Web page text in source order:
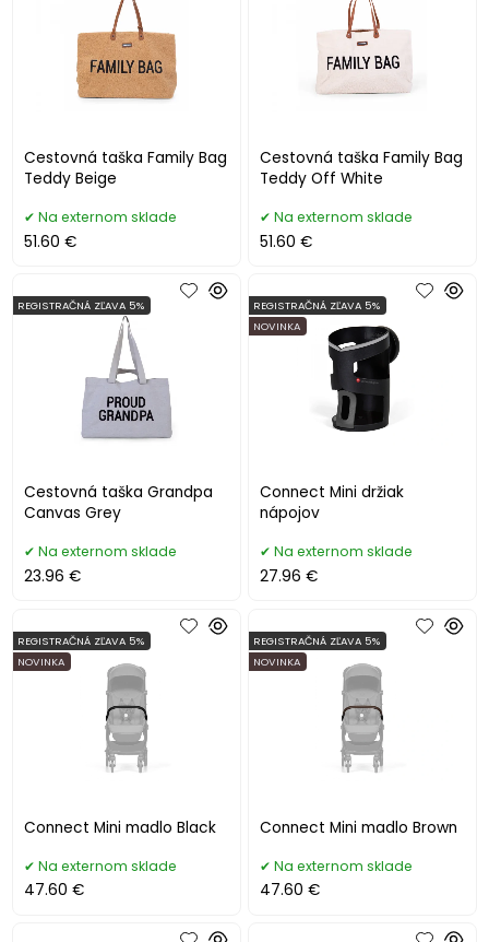
Cestovná taška Family Bag
Teddy Beige
Na externom sklade
51.60 €
Cestovná taška Family Bag
Teddy Off White
Na externom sklade
51.60 €
Cestovná taška Grandpa
Canvas Grey
REGISTRAČNÁ ZĽAVA 5%
Na externom sklade
23.96 €
Connect Mini držiak
nápojov
REGISTRAČNÁ ZĽAVA 5%
NOVINKA
Na externom sklade
27.96 €
Connect Mini madlo Black
REGISTRAČNÁ ZĽAVA 5%
NOVINKA
Na externom sklade
47.60 €
Connect Mini madlo Brown
REGISTRAČNÁ ZĽAVA 5%
NOVINKA
Na externom sklade
47.60 €